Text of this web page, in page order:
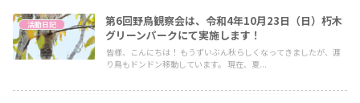
活動日記
第6回野鳥観察会は、令和4年10月23日（日）朽木
グリーンパークにて実施します！
皆様、こんにちは！ もうずいぶん秋らしくなってきましたが、渡
り鳥もドンドン移動しています。 現在、夏...